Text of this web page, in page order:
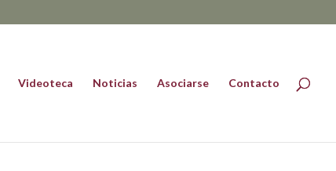
Videoteca Noticias Asociarse Contacto